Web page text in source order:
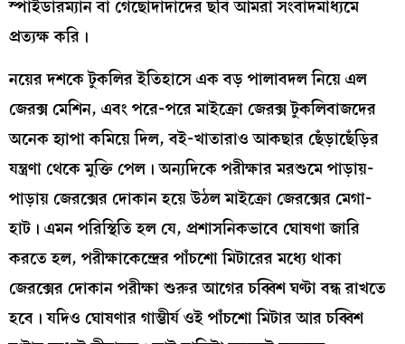
স্পাইডারম্যান বা গেছোদাদাদের ছবি আমরা সংবাদমাধ্যমে
প্রত্যক্ষ করি।
নয়ের দশকে টুকলির ইতিহাসে এক বড় পালাবদল নিয়ে এল
জেরক্স মেশিন, এবং পরে-পরে মাইক্রো জেরক্স টুকলিবাজদের
অনেক হ্যাপা কমিয়ে দিল, বই-খাতারাও আকছার ছেঁড়াছেঁড়ির
যন্ত্রণা থেকে মুক্তি পেল। অন্যদিকে পরীক্ষার মরশুমে পাড়ায়-
পাড়ায় জেরক্সের দোকান হয়ে উঠল মাইক্রো জেরক্সের মেগা-
হাট। এমন পরিস্থিতি হল যে, প্রশাসনিকভাবে ঘোষণা জারি
করতে হল, পরীক্ষাকেন্দ্রের পাঁচশো মিটারের মধ্যে থাকা
জেরক্সের দোকান পরীক্ষা শুরুর আগের চব্বিশ ঘণ্টা বন্ধ রাখতে
হবে। যদিও ঘোষণার গাম্ভীর্য ওই পাঁচশো মিটার আর চব্বিশ